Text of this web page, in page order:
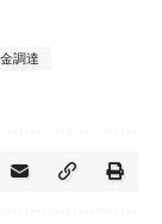
調達